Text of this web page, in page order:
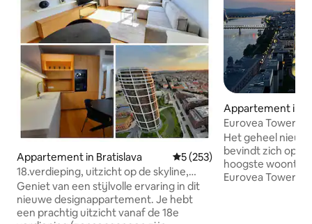
Appartement in Bratislava Gemiddelde beoordeling
5 (253)
18.verdieping, uitzicht op de skyline,
open haard en GRATIS PARKEREN
Geniet van een stijlvolle ervaring in dit
nieuwe designappartement. Je hebt
een prachtig uitzicht vanaf de 18e
Appartement in
Eurovea Tower
Het geheel
bevindt zich op
hoogste
Eurovea Tower,